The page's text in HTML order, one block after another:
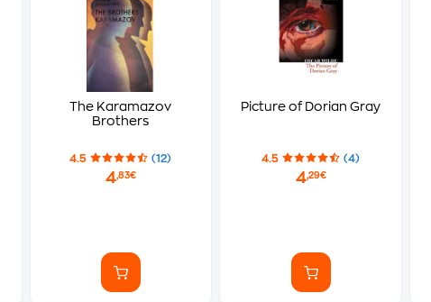
The Karamazov
Brothers
4.5 (12)
4,83€
Picture of Dorian Gray
4.5 (4)
4,29€